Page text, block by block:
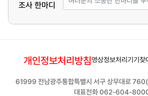
조사 한마디
개인정보처리방침영상정보처리기기 찾
61999 전남광주통합특별시 서구 상무대로
대표전화 062-604-